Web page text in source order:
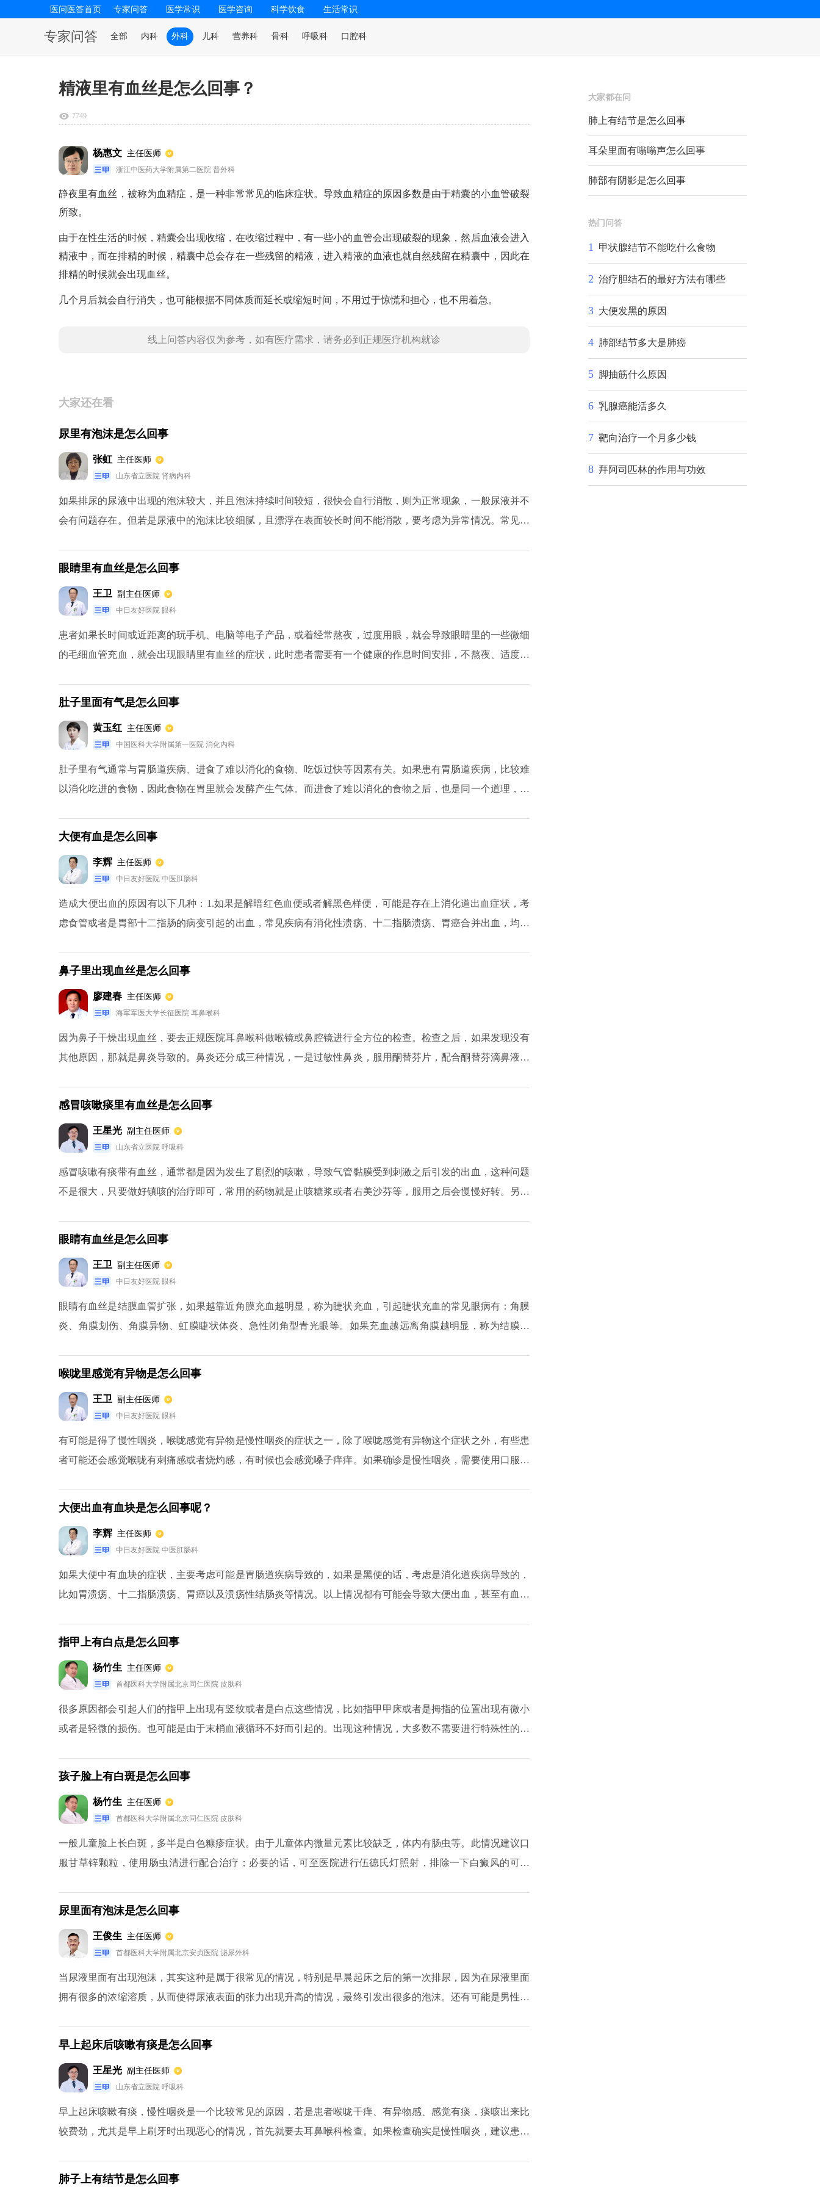
医问医答首页 专家问答 医学常识 医学咨询 科学饮食 生活常识
专家问答 全部 内科 外科 儿科 营养科 骨科 呼吸科 口腔科
精液里有血丝是怎么回事？
7749
杨惠文 主任医师
浙江中医药大学附属第二医院 普外科
静夜里有血丝，被称为血精症，是一种非常常见的临床症状。导致血精症的原因多数是由于精囊的小血管破裂
所致。
由于在性生活的时候，精囊会出现收缩，在收缩过程中，有一些小的血管会出现破裂的现象，然后血液会进入
精液中，而在排精的时候，精囊中总会存在一些残留的精液，进入精液的血液也就自然残留在精囊中，因此在
排精的时候就会出现血丝。
几个月后就会自行消失，也可能根据不同体质而延长或缩短时间，不用过于惊慌和担心，也不用着急。
线上问答内容仅为参考，如有医疗需求，请务必到正规医疗机构就诊
大家还在看
尿里有泡沫是怎么回事
张虹 主任医师
山东省立医院 肾病内科
如果排尿的尿液中出现的泡沫较大，并且泡沫持续时间较短，很快会自行消散，则为正常现象，一般尿液并不
会有问题存在。但若是尿液中的泡沫比较细腻，且漂浮在表面较长时间不能消散，要考虑为异常情况。常见尿
眼睛里有血丝是怎么回事
王卫 副主任医师
中日友好医院 眼科
患者如果长时间或近距离的玩手机、电脑等电子产品，或着经常熬夜，过度用眼，就会导致眼睛里的一些微细
的毛细血管充血，就会出现眼睛里有血丝的症状，此时患者需要有一个健康的作息时间安排，不熬夜、适度玩
治疗期，引发更严重的疾病。
肚子里面有气是怎么回事
黄玉红 主任医师
中国医科大学附属第一医院 消化内科
肚子里有气通常与胃肠道疾病、进食了难以消化的食物、吃饭过快等因素有关。如果患有胃肠道疾病，比较难
以消化吃进的食物，因此食物在胃里就会发酵产生气体。而进食了难以消化的食物之后，也是同一个道理，因
大便有血是怎么回事
李辉 主任医师
中日友好医院 中医肛肠科
造成大便出血的原因有以下几种：1.如果是解暗红色血便或者解黑色样便，可能是存在上消化道出血症状，考
虑食管或者是胃部十二指肠的病变引起的出血，常见疾病有消化性溃疡、十二指肠溃疡、胃癌合并出血，均可
带血。长时间大便出血建议及时就医检查。
鼻子里出现血丝是怎么回事
廖建春 主任医师
海军军医大学长征医院 耳鼻喉科
因为鼻子干燥出现血丝，要去正规医院耳鼻喉科做喉镜或鼻腔镜进行全方位的检查。检查之后，如果发现没有
其他原因，那就是鼻炎导致的。鼻炎还分成三种情况，一是过敏性鼻炎，服用酮替芬片，配合酮替芬滴鼻液进
感冒咳嗽痰里有血丝是怎么回事
王星光 副主任医师
山东省立医院 呼吸科
感冒咳嗽有痰带有血丝，通常都是因为发生了剧烈的咳嗽，导致气管黏膜受到刺激之后引发的出血，这种问题
不是很大，只要做好镇咳的治疗即可，常用的药物就是止咳糖浆或者右美沙芬等，服用之后会慢慢好转。另外
外还要看是否有出血的倾向，如果凝血和血液系统没有问题，一般就没有多大的问题。
眼睛有血丝是怎么回事
王卫 副主任医师
中日友好医院 眼科
眼睛有血丝是结膜血管扩张，如果越靠近角膜充血越明显，称为睫状充血，引起睫状充血的常见眼病有：角膜
炎、角膜划伤、角膜异物、虹膜睫状体炎、急性闭角型青光眼等。如果充血越远离角膜越明显，称为结膜出
喉咙里感觉有异物是怎么回事
王卫 副主任医师
中日友好医院 眼科
有可能是得了慢性咽炎，喉咙感觉有异物是慢性咽炎的症状之一，除了喉咙感觉有异物这个症状之外，有些患
者可能还会感觉喉咙有刺痛感或者烧灼感，有时候也会感觉嗓子痒痒。如果确诊是慢性咽炎，需要使用口服类
大便出血有血块是怎么回事呢？
李辉 主任医师
中日友好医院 中医肛肠科
如果大便中有血块的症状，主要考虑可能是胃肠道疾病导致的，如果是黑便的话，考虑是消化道疾病导致的，
比如胃溃疡、十二指肠溃疡、胃癌以及溃疡性结肠炎等情况。以上情况都有可能会导致大便出血，甚至有血块
指甲上有白点是怎么回事
杨竹生 主任医师
首都医科大学附属北京同仁医院 皮肤科
很多原因都会引起人们的指甲上出现有竖纹或者是白点这些情况，比如指甲甲床或者是拇指的位置出现有微小
或者是轻微的损伤。也可能是由于末梢血液循环不好而引起的。出现这种情况，大多数不需要进行特殊性的治
孩子脸上有白斑是怎么回事
杨竹生 主任医师
首都医科大学附属北京同仁医院 皮肤科
一般儿童脸上长白斑，多半是白色糠疹症状。由于儿童体内微量元素比较缺乏，体内有肠虫等。此情况建议口
服甘草锌颗粒，使用肠虫清进行配合治疗；必要的话，可至医院进行伍德氏灯照射，排除一下白癜风的可能
尿里面有泡沫是怎么回事
王俊生 主任医师
首都医科大学附属北京安贞医院 泌尿外科
当尿液里面有出现泡沫，其实这种是属于很常见的情况，特别是早晨起床之后的第一次排尿，因为在尿液里面
拥有很多的浓缩溶质，从而使得尿液表面的张力出现升高的情况，最终引发出很多的泡沫。还有可能是男性精
早上起床后咳嗽有痰是怎么回事
王星光 副主任医师
山东省立医院 呼吸科
早上起床咳嗽有痰，慢性咽炎是一个比较常见的原因，若是患者喉咙干痒、有异物感、感觉有痰，痰咳出来比
较费劲，尤其是早上刷牙时出现恶心的情况，首先就要去耳鼻喉科检查。如果检查确实是慢性咽炎，建议患者
肺子上有结节是怎么回事
大家都在问
肺上有结节是怎么回事
耳朵里面有嗡嗡声怎么回事
肺部有阴影是怎么回事
热门问答
1 甲状腺结节不能吃什么食物
2 治疗胆结石的最好方法有哪些
3 大便发黑的原因
4 肺部结节多大是肺癌
5 脚抽筋什么原因
6 乳腺癌能活多久
7 靶向治疗一个月多少钱
8 拜阿司匹林的作用与功效